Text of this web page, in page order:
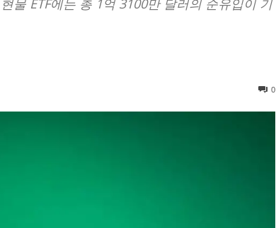
물 ETF에는 총 1억 3100만 달러의 순유입이 기
0